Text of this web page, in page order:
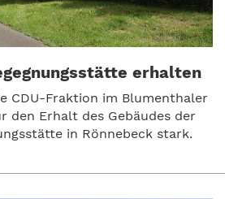
erhalten
CDU-Fraktion im Blumenthaler
den Erhalt des Gebäudes der
in Rönnebeck stark.